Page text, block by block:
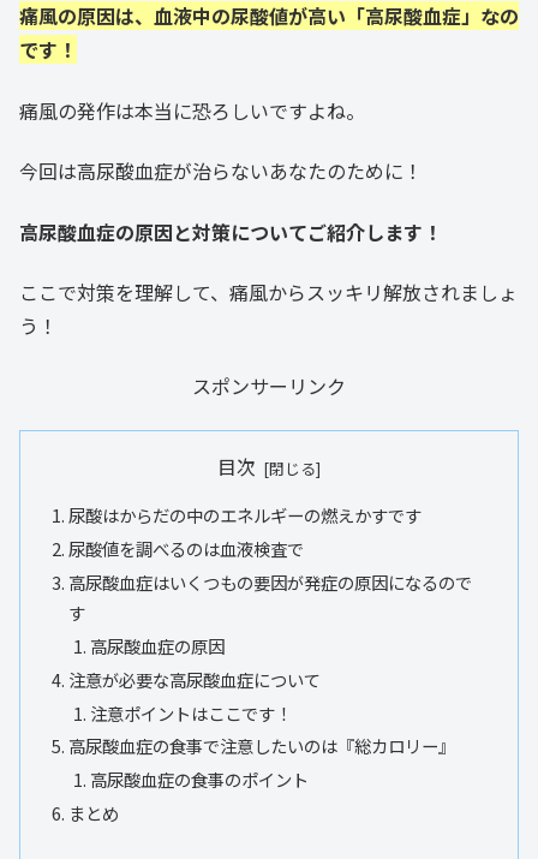
痛風の原因は、血液中の尿酸値が高い「高尿酸血症」なの
です！
痛風の発作は本当に恐ろしいですよね。
今回は高尿酸血症が治らないあなたのために！
高尿酸血症の原因と対策についてご紹介します！
ここで対策を理解して、痛風からスッキリ解放されましょ
う！
スポンサーリンク
目次
尿酸はからだの中のエネルギーの燃えかすです
尿酸値を調べるのは血液検査で
高尿酸血症はいくつもの要因が発症の原因になるので
す
高尿酸血症の原因
注意が必要な高尿酸血症について
注意ポイントはここです！
高尿酸血症の食事で注意したいのは『総カロリー』
高尿酸血症の食事のポイント
まとめ